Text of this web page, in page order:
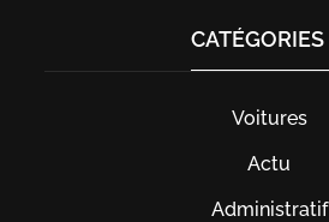
CATÉGORIES
Voitures
Actu
Administratif